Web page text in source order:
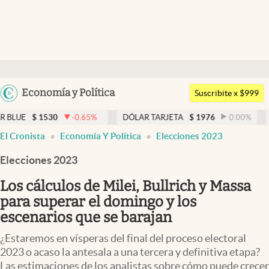
Argentina
Uruguay
Economía y Política
Members
Economía y Política
Finanzas y Mercados
Mercados Online
Negocios
Columnistas
Apertura
Suscribite x $999
-0.65% DÓLAR TARJETA $ 1976 0.00 % DÓLAR MEP
El Cronista Economía Y Política Elecciones 2023
Elecciones 2023
Los cálculos de Milei, Bullrich y Massa
para superar el domingo y los
escenarios que se barajan
¿Estaremos en vísperas del final del proceso electoral
2023 o acaso la antesala a una tercera y definitiva etapa?
Las estimaciones de los analistas sobre cómo puede crecer